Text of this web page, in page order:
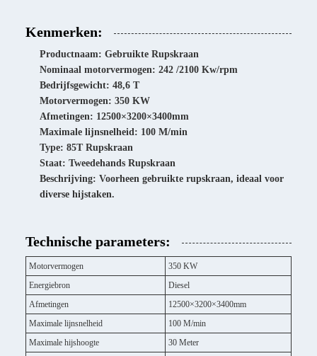
Kenmerken:
Productnaam: Gebruikte Rupskraan
Nominaal motorvermogen: 242 /2100 Kw/rpm
Bedrijfsgewicht: 48,6 T
Motorvermogen: 350 KW
Afmetingen: 12500×3200×3400mm
Maximale lijnsnelheid: 100 M/min
Type: 85T Rupskraan
Staat: Tweedehands Rupskraan
Beschrijving: Voorheen gebruikte rupskraan, ideaal voor
diverse hijstaken.
Technische parameters:
Motorvermogen
350 KW
Energiebron
Diesel
Afmetingen
12500×3200×3400mm
Maximale lijnsnelheid
100 M/min
Maximale hijshoogte
30 Meter